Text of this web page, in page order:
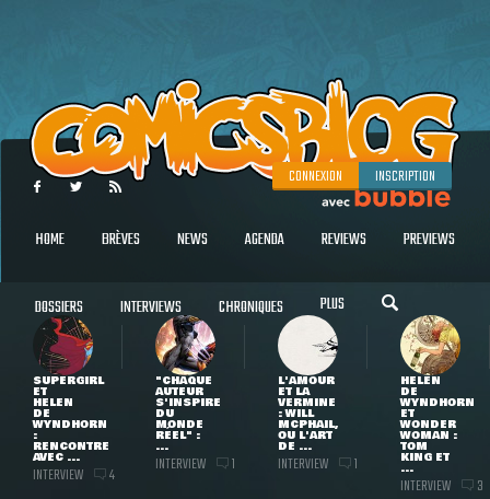
CONNEXION INSCRIPTION
HOME BRÈVES NEWS AGENDA REVIEWS PREVIEWS
DOSSIERS INTERVIEWS CHRONIQUES PLUS
SUPERGIRL
ET
HELEN
DE
WYNDHORN
:
RENCONTRE
AVEC ...
INTERVIEW 4
"CHAQUE
AUTEUR
S'INSPIRE
DU
MONDE
RÉEL" :
...
INTERVIEW 1
L'AMOUR
ET LA
VERMINE
: WILL
MCPHAIL,
OU L'ART
DE ...
INTERVIEW 1
HELEN
DE
WYNDHORN
ET
WONDER
WOMAN :
TOM
KING ET
...
INTERVIEW 3